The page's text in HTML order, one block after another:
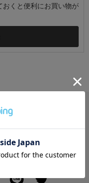
おくと便利にお買い物が